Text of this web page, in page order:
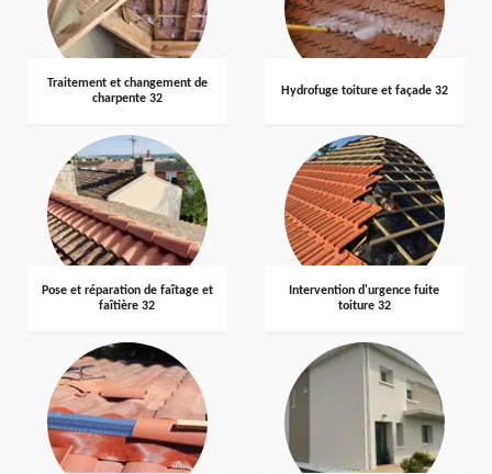
Traitement et changement de
charpente 32
Hydrofuge toiture et façade 32
Pose et réparation de faîtage et
faîtière 32
Intervention d'urgence fuite
toiture 32